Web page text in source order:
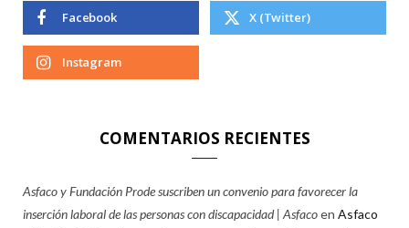
Facebook X (Twitter)
Instagram
COMENTARIOS RECIENTES
Asfaco y Fundación Prode suscriben un convenio para favorecer la
inserción laboral de las personas con discapacidad | Asfacoen Asfaco